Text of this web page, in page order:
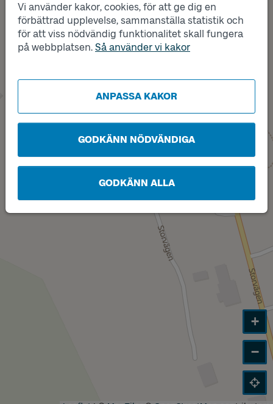
Vi använder kakor, cookies, för att ge dig en
förbättrad upplevelse, sammanställa statistik och
för att viss nödvändig funktionalitet skall fungera
på webbplatsen. Så använder vi kakor
ANPASSA KAKOR
GODKÄNN NÖDVÄNDIGA
GODKÄNN ALLA
B
+
−